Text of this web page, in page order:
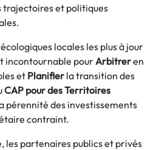
trajectoires et politiques
locales les plus à jour
incontournable pour Arbitreren
et Planifier la transition des
CAP pour des Territoires
pérennité des investissements
contraint.
les partenaires publics et privés